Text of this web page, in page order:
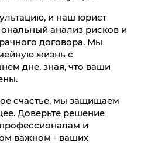
и наш юрист
анализ рисков и
договора. Мы
жизнь с
дне, зная, что ваши
счастье, мы защищаем
Доверьте решение
и
важном - ваших